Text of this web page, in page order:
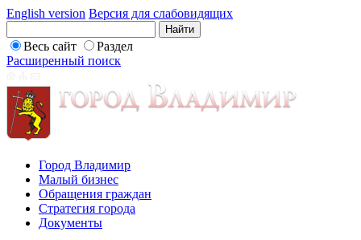
English version Версия для слабовидящих
Весь сайт
Раздел
Расширенный поиск
Город Владимир
Малый бизнес
Обращения граждан
Стратегия города
Документы